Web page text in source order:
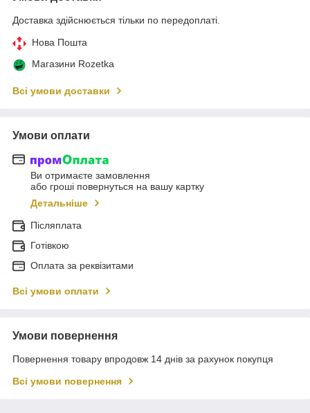
Доставка здійснюється тільки по передоплаті.
Нова Пошта
Магазини Rozetka
Всі умови доставки
Умови оплати
Ви отримаєте замовлення
або гроші повернуться на вашу картку
Детальніше
Післяплата
Готівкою
Оплата за реквізитами
Всі умови оплати
Умови повернення
Повернення товару впродовж 14 днів за рахунок покупця
Всі умови повернення